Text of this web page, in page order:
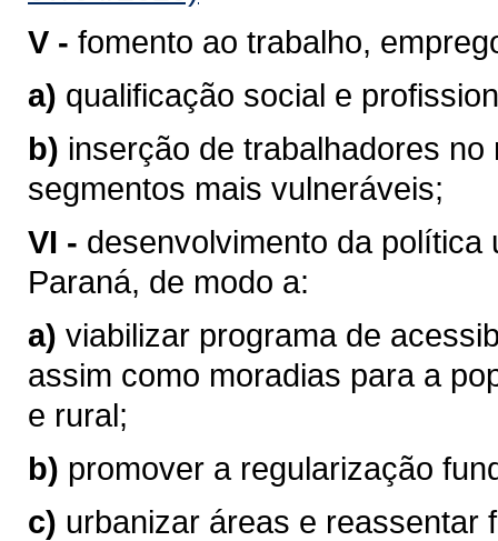
V - fomento ao trabalho,
a) qualificação social e
b) inserção de trabalhadores
segmentos mais vulneráveis;
VI - desenvolvimento da política
Paraná, de modo a:
a) viabilizar programa de
assim como moradias para a
e rural;
b) promover a regularização
c) urbanizar áreas e reassentar